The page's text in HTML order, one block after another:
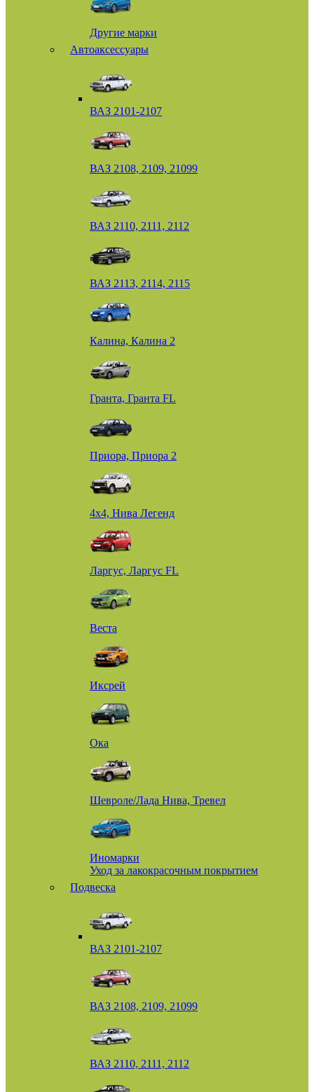
Другие марки
Автоаксессуары
ВАЗ 2101-2107
ВАЗ 2108, 2109, 21099
ВАЗ 2110, 2111, 2112
ВАЗ 2113, 2114, 2115
Калина, Калина 2
Гранта, Гранта FL
Приора, Приора 2
4х4, Нива Легенд
Ларгус, Ларгус FL
Веста
Иксрей
Ока
Шевроле/Лада Нива, Тревел
Иномарки
Уход за лакокрасочным покрытием
Подвеска
ВАЗ 2101-2107
ВАЗ 2108, 2109, 21099
ВАЗ 2110, 2111, 2112